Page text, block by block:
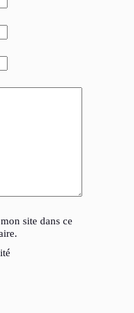
site dans ce